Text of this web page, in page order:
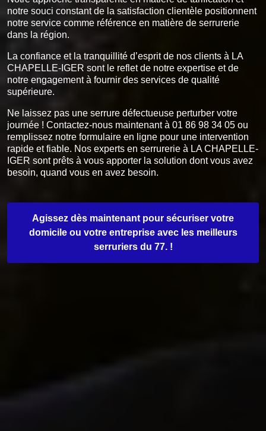
notre souci constant de la satisfaction clientèle positionnent
notre service comme référence en matière de serrurerie
dans la région.
La confiance et la tranquillité d’esprit de nos clients à LA
CHAPELLE-IGER sont le reflet de notre expertise et de
notre engagement à fournir des services de qualité
supérieure.
Ne laissez pas une serrure défectueuse perturber votre
journée ! Contactez-nous maintenant à 01 86 98 34 05 ou
remplissez notre formulaire en ligne pour une intervention
rapide et fiable. Nos experts en serrurerie à LA CHAPELLE-
IGER sont prêts à vous apporter la solution dont vous avez
besoin, quand vous en avez besoin.
Agissez dès maintenant pour sécuriser votre
domicile ou votre entreprise avec les meilleurs
serruriers du 77. !